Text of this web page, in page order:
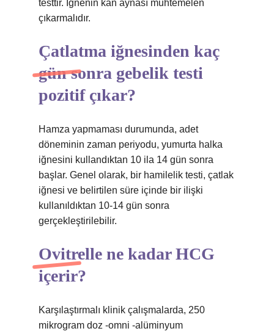
testtir. İğnenin kan aynası muhtemelen
çıkarmalıdır.
Çatlatma iğnesinden kaç
gün sonra gebelik testi
pozitif çıkar?
Hamza yapmaması durumunda, adet
döneminin zaman periyodu, yumurta halka
iğnesini kullandıktan 10 ila 14 gün sonra
başlar. Genel olarak, bir hamilelik testi, çatlak
iğnesi ve belirtilen süre içinde bir ilişki
kullanıldıktan 10-14 gün sonra
gerçekleştirilebilir.
Ovitrelle ne kadar HCG
içerir?
Karşılaştırmalı klinik çalışmalarda, 250
mikrogram doz -omni -alüminyum